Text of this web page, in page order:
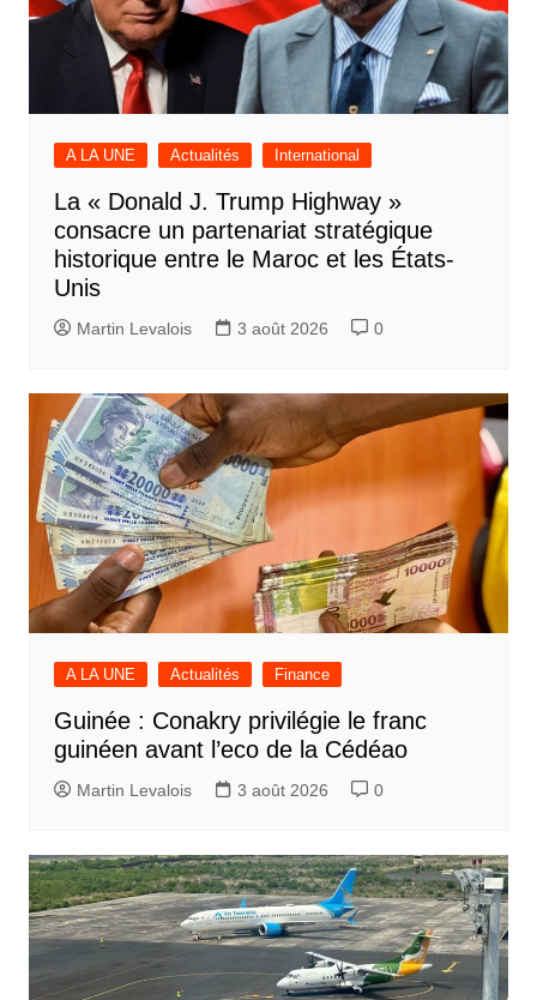
A LA UNE Actualités International
La « Donald J. Trump Highway »
consacre un partenariat stratégique
historique entre le Maroc et les États-
Unis
Martin Levalois 3 août 2026 0
A LA UNE Actualités Finance
Guinée : Conakry privilégie le franc
guinéen avant l’eco de la Cédéao
Martin Levalois 3 août 2026 0